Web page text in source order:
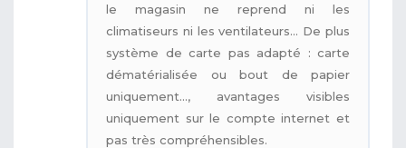
le magasin ne reprend ni les
climatiseurs ni les ventilateurs... De plus
système de carte pas adapté : carte
dématérialisée ou bout de papier
uniquement..., avantages visibles
uniquement sur le compte internet et
pas très compréhensibles.